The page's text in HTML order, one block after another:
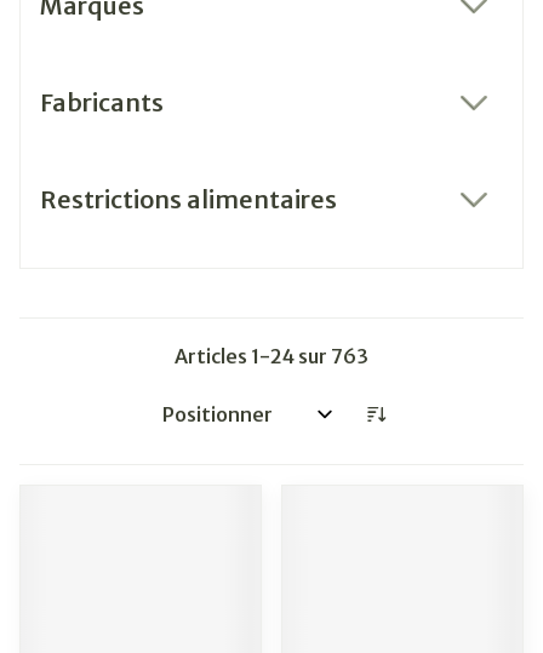
Fabricants
Restrictions alimentaires
Articles 1-24 sur 763
Trier par: